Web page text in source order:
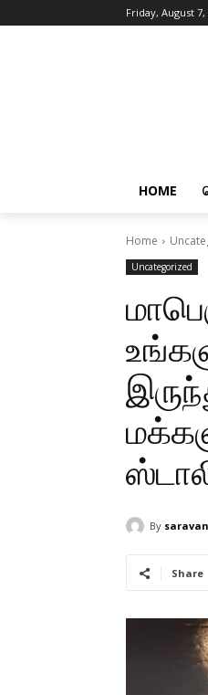
Friday, August 7,
HOME
Home
Uncategorized
By
Share